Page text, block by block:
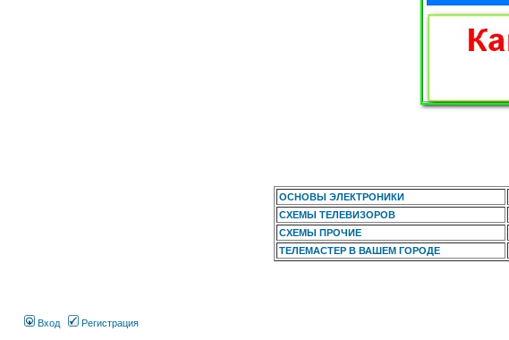
ОСНОВЫ ЭЛЕКТРОНИКИ
СХЕМЫ ТЕЛЕВИЗОРОВ
СХЕМЫ ПРОЧИЕ
ТЕЛЕМАСТЕР В ВАШЕМ ГОРОДЕ
Вход Регистрация